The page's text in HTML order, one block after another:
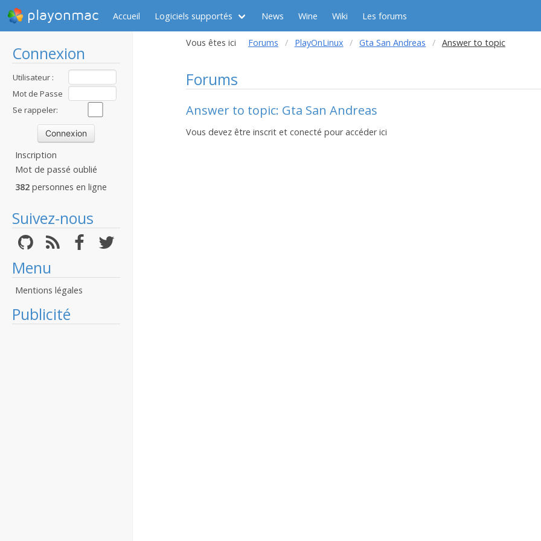
playonmac Accueil Logiciels supportés News Wine Wiki Les forums
Connexion
Utilisateur :
Mot de Passe
:Se rappeler:
Inscription
Mot de passé oublié
382 personnes en ligne
Suivez-nous
Menu
Mentions légales
Publicité
Vous êtes ici Forums PlayOnLinux Gta San Andreas Answer to topic
Forums
Answer to topic: Gta San Andreas
Vous devez être inscrit et conecté pour accéder ici